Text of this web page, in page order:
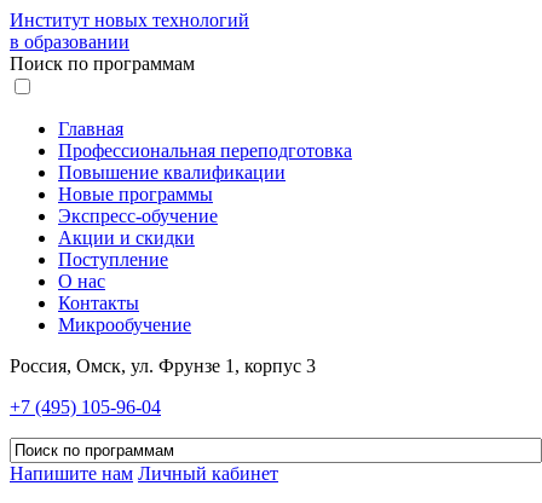
Институт новых технологий
в образовании
Поиск по программам
Главная
Профессиональная переподготовка
Повышение квалификации
Новые программы
Экспресс-обучение
Акции и скидки
Поступление
О нас
Контакты
Микрообучение
Россия, Омск, ул. Фрунзе 1, корпус 3
+7 (495) 105-96-04
Напишите нам Личный кабинет